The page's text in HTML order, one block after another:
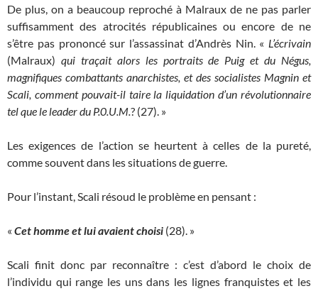
De plus, on a beaucoup reproché à Malraux de ne pas parler
suffisamment des atrocités républicaines ou encore de ne
s’être pas prononcé sur l’assassinat d’Andrès Nin. « L’écrivain
(Malraux) qui traçait alors les portraits de Puig et du Négus,
magnifiques combattants anarchistes, et des socialistes Magnin et
Scali, comment pouvait-il taire la liquidation d’un révolutionnaire
tel que le leader du P.0.U.M.? (27). »
Les exigences de l’action se heurtent à celles de la pureté,
comme souvent dans les situations de guerre.
Pour l’instant, Scali résoud le problème en pensant :
« Cet homme et lui avaient choisi (28). »
Scali finit donc par reconnaître : c’est d’abord le choix de
l’individu qui range les uns dans les lignes franquistes et les